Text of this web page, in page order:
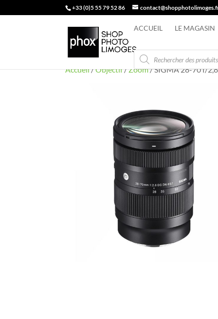
+33 (0)5 55 79 52 86
ACCUEIL LE MAGASIN
Recherche
de
produits
Accueil/Objectif/Zoom/ SIGMA 28-70 f/